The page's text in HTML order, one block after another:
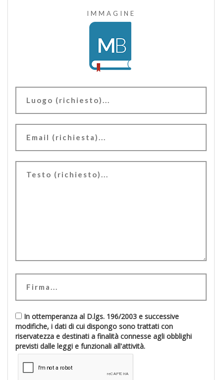
IMMAGINE
In ottemperanza al D.lgs. 196/2003 e successive
modifiche, i dati di cui dispongo sono trattati con
riservatezza e destinati a finalità connesse agli obblighi
previsti dalle leggi e funzionali all'attività.